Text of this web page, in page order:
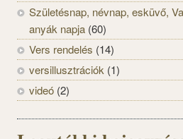
Születésnap, névnap, esküvő,
anyák napja (60)
Vers rendelés (14)
versillusztrációk (1)
videó (2)